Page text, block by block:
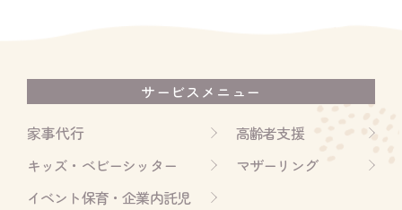
サービスメニュー
家事代行
高齢者支援
キッズ・ベビーシッター
マザーリング
イベント保育・企業内託児